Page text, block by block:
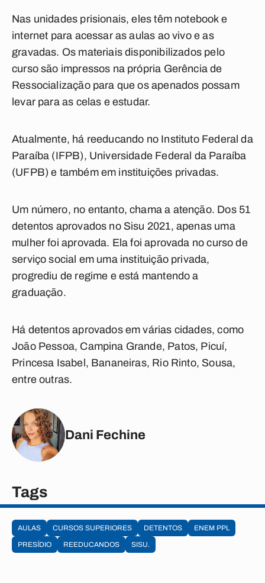
Nas unidades prisionais, eles têm notebook e
internet para acessar as aulas ao vivo e as
gravadas. Os materiais disponibilizados pelo
curso são impressos na própria Gerência de
Ressocialização para que os apenados possam
levar para as celas e estudar.
Atualmente, há reeducando no Instituto Federal da
Paraíba (IFPB), Universidade Federal da Paraíba
(UFPB) e também em instituições privadas.
Um número, no entanto, chama a atenção. Dos 51
detentos aprovados no Sisu 2021, apenas uma
mulher foi aprovada. Ela foi aprovada no curso de
serviço social em uma instituição privada,
progrediu de regime e está mantendo a
graduação.
Há detentos aprovados em várias cidades, como
João Pessoa, Campina Grande, Patos, Picuí,
Princesa Isabel, Bananeiras, Rio Rinto, Sousa,
entre outras.
Dani Fechine
Tags
AULAS CURSOS SUPERIORES DETENTOS
ENEM PPL
PRESÍDIO
REEDUCANDOS SISU.